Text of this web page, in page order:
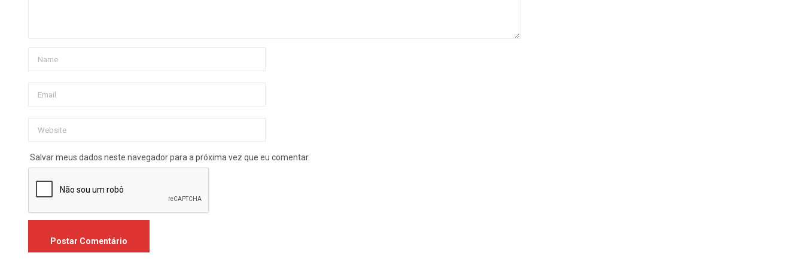
Salvar meus dados neste navegador para a próxima vez que eu comentar.